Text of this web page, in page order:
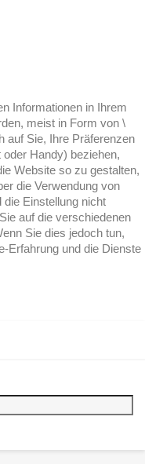
Informationen in Ihrem
meist in Form von \
auf Sie, Ihre Präferenzen
Handy) beziehen,
Website so zu gestalten,
die Verwendung von
Einstellung nicht
auf die verschiedenen
Sie dies jedoch tun,
Erfahrung und die Dienste